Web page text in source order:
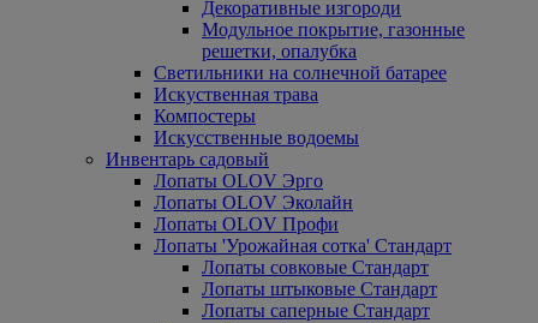
Декоративные изгороди
Модульное покрытие, газонные
решетки, опалубка
Светильники на солнечной батарее
Искуственная трава
Компостеры
Искусственные водоемы
Инвентарь садовый
Лопаты OLOV Эрго
Лопаты OLOV Эколайн
Лопаты OLOV Профи
Лопаты 'Урожайная сотка' Стандарт
Лопаты совковые Стандарт
Лопаты штыковые Стандарт
Лопаты саперные Стандарт